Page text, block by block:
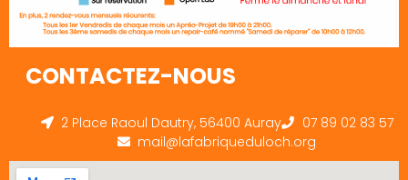
CONTACTEZ-NOUS
2 Place Raoul Dautry, 56400 Auray
07 89 02 83 57
mail@lafabriqueduloch.org